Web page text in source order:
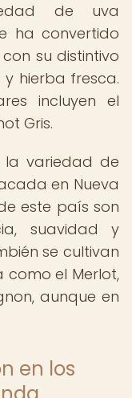
de uva
ha convertido
su distintivo
hierba fresca.
incluyen el
Gris.
la variedad de
en Nueva
este país son
suavidad y
se cultivan
el Merlot,
aunque en
en los